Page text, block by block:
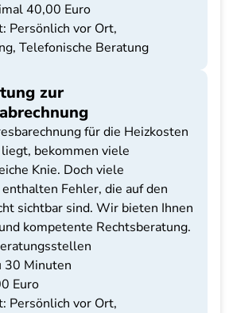
40,00 Euro
Persönlich vor Ort,
Telefonische Beratung
zur
für die Heizkosten
bekommen viele
Knie. Doch viele
Fehler, die auf den
sichtbar sind. Wir bieten Ihnen
kompetente Rechtsberatung.
30 Minuten
Euro
Persönlich vor Ort,